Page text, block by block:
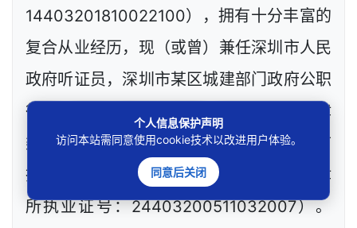
14403201810022100），拥有十分丰富的
复合从业经历，现（或曾）兼任深圳市人民
政府听证员，深圳市某区城建部门政府公职
律师、政府工程定标专家，深圳市政府法律
类采购评审专家，网络技术工程师等，目前
执业于北京市炜衡（深圳）律师事务所（律
所执业证号：24403200511032007）。
个人信息保护声明
访问本站需同意使用cookie技术以改进用户体验。
同意后关闭